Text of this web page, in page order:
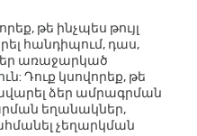
թե ինչպես թույլ
հանդիպում, դաս,
առաջարկած
Դուք կսովորեք, թե
ձեր ամրագրման
եղանակներ,
չեղարկման